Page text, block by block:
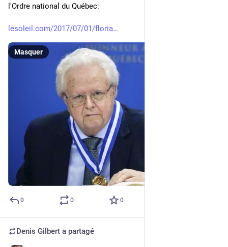
l'Ordre national du Québec:
lesoleil.com/2017/07/01/floria
Masquer
0 0 0
Denis Gilbert a partagé